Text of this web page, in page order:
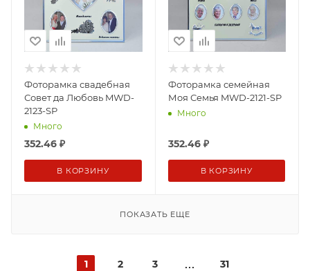
Фоторамка свадебная
Совет да Любовь MWD-
2123-SP
Много
352.46 ₽
В КОРЗИНУ
Фоторамка семейная
Моя Семья MWD-2121-SP
Много
352.46₽
В КОРЗИНУ
ПОКАЗАТЬ ЕЩЕ
1 2 3 31